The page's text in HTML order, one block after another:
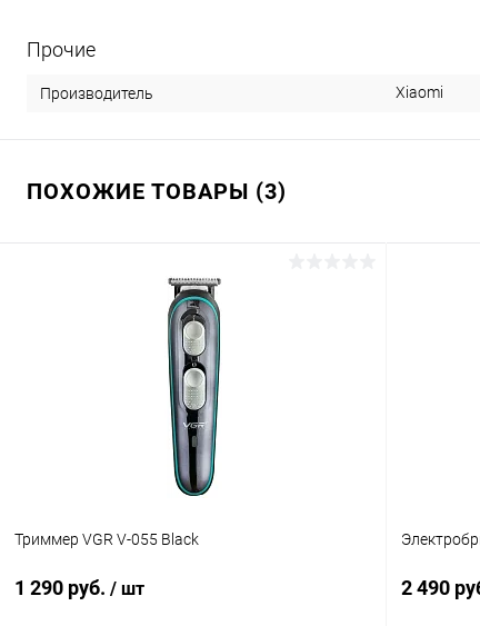
Прочие
Производитель Xiaomi
ПОХОЖИЕ ТОВАРЫ (3)
Триммер VGR V-055 Black
1 290 руб. / шт 2 490